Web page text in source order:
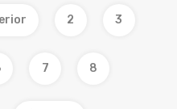
2 3
7 8